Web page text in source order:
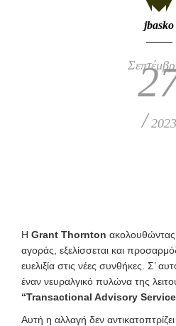
jbasko
/2023
Η Grant Thornton
αγοράς, εξελίσσεται και
ευελιξία στις νέες συνθήκες. Σ’
έναν νευραλγικό πυλώνα της
“Transactional Advisory
Αυτή η αλλαγή δεν